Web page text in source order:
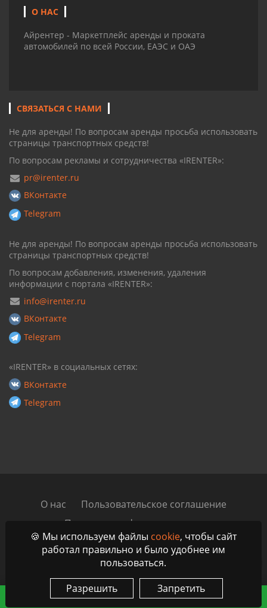
О НАС
Айрентер - Маркетплейс аренды и проката
автомобилей по всей России, ЕАЭС и ОАЭ
СВЯЗАТЬСЯ С НАМИ
Не для аренды! По вопросам аренды просьба использовать
страницы транспортных средств!
По вопросам рекламы и сотрудничества «IRENTER»:
pr@irenter.ru
ВКонтакте
Telegram
Не для аренды! По вопросам аренды просьба использовать
страницы транспортных средств!
По вопросам добавления, изменения, удаления
информации с портала «IRENTER»:
info@irenter.ru
ВКонтакте
Telegram
«IRENTER» в социальных сетях:
ВКонтакте
Telegram
О нас
Пользовательское соглашение
Политика конфиденциальности
Автомобильный блог
Контакты
автомобилей по всей России, ЕАЭС и ОАЭ
ЗАБРОНИРОВАТЬ
🍪 Мы используем файлы cookie, чтобы сайт
работал правильно и было удобнее им
пользоваться.
Разрешить
Запретить